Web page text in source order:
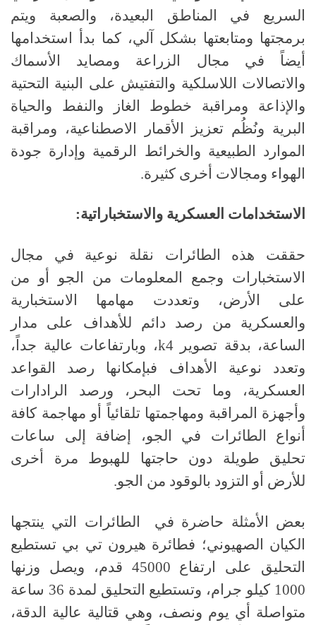
السريع في المناطق البعيدة، والصعبة ويتم
برمجتها ومتابعتها بشكل آلي، كما بدأ استخدامها
أيضاً في مجال الزراعة ومصايد الأسماك
والاتصالات اللاسلكية والتفتيش على البنية التحتية
والإذاعة ومراقبة خطوط الغاز والنفط والحياة
البرية ونُظُم تعزيز الأقمار الاصطناعية، ومراقبة
الموارد الطبيعية والخرائط الرقمية وإدارة جودة
الهواء ومجالات أخرى كثيرة.
الاستخدامات العسكرية والاستخباراتية:
حققت هذه الطائرات نقلة نوعية في مجال
الاستخبارات وجمع المعلومات من الجو أو من
على الأرض، وتعددت مهامها الاستخبارية
والعسكرية من رصد دائم للأهداف على مدار
الساعة، بدقة تصوير 4 k، وبارتفاعات عالية جداً،
وتعدد نوعية الأهداف فبإمكانها رصد القواعد
العسكرية، وما تحت البحر، ورصد الرادارات
وأجهزة المراقبة ومهاجمتها تلقائياً أو مهاجمة كافة
أنواع الطائرات في الجو، إضافة إلى ساعات
تحليق طويلة دون حاجتها للهبوط مرة أخرى
للأرض أو التزود بالوقود من الجو.
بعض الأمثلة حاضرة في الطائرات التي ينتجها
الكيان الصهيوني؛ فطائرة هيرون تي بي تستطيع
التحليق على ارتفاع 45000 قدم، ويصل وزنها
1000 كيلو جرام، وتستطيع التحليق لمدة 36 ساعة
متواصلة أي يوم ونصف، وهي قتالية عالية الدقة،